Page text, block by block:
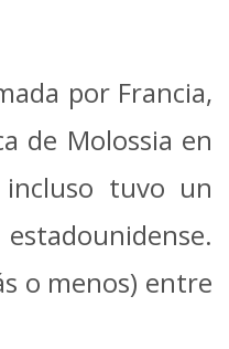
por Francia,
de Molossia en
incluso tuvo un
o menos) entre